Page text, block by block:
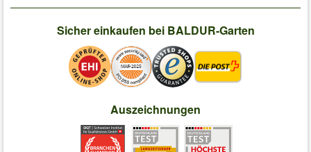
Sicher einkaufen bei BALDUR-Garten
Auszeichnungen